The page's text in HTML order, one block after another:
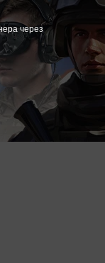
через